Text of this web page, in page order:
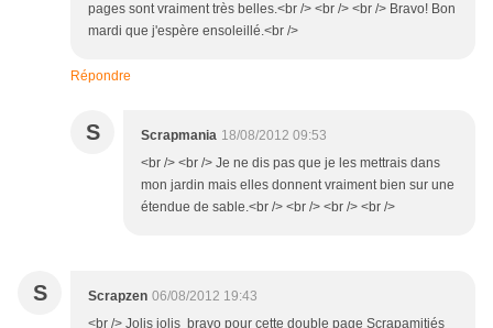
pages sont vraiment très belles.<br /> <br /> <br /> Bravo! Bon
mardi que j'espère ensoleillé.<br />
Répondre
S Scrapmania 18/08/2012 09:53
<br /> <br /> Je ne dis pas que je les mettrais dans
mon jardin mais elles donnent vraiment bien sur une
étendue de sable.<br /> <br /> <br /> <br />
S Scrapzen 06/08/2012 19:43
<br /> Jolis jolis bravo pour cette double page Scrapamitiés